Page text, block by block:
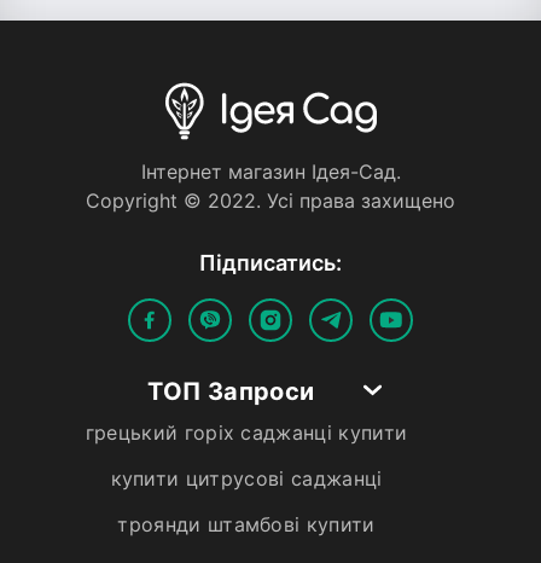
Iнтернет магазин Iдея-Сад.
Copyright © 2022. Усi права захищено
Пiдписатись:
ТОП Запроси
грецький горіх саджанці купити
купити цитрусові саджанці
троянди штамбові купити